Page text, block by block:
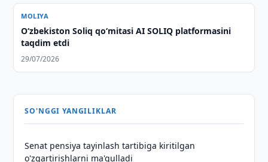
MOLIYA
O‘zbekiston Soliq qo‘mitasi AI SOLIQ platformasini
taqdim etdi
29/07/2026
SO'NGGI YANGILIKLAR
Senat pensiya tayinlash tartibiga kiritilgan
o'zgartirishlarni ma'qulladi